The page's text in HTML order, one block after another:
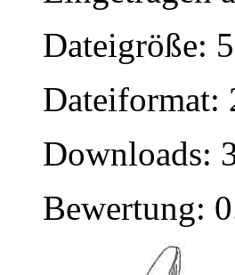
Dateigröße:
Dateiformat:
Downloads:
Bewertung: